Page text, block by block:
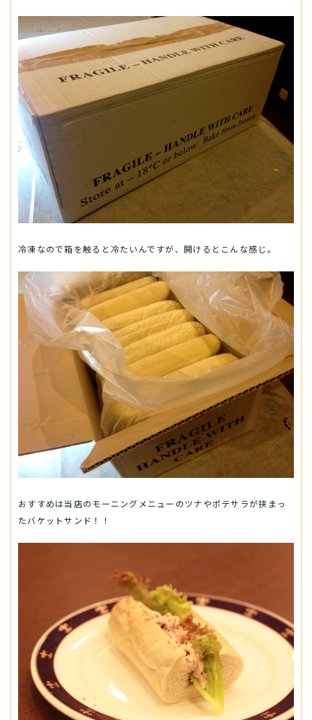
冷凍なので箱を触ると冷たいんですが、開けるとこんな感じ。
おすすめは当店のモーニングメニューのツナやポテサラが挟まっ
たバケットサンド！！